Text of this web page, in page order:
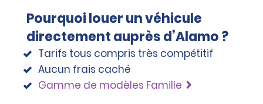
Pourquoi louer un véhicule
directement auprès d’Alamo ?
Tarifs tous compris très compétitif
Aucun frais caché
Gamme de modèles Famille